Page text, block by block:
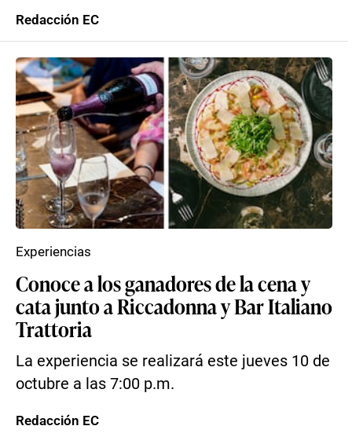
Redacción EC
Conoce a los ganadores de la cena y
cata junto a Riccadonna y Bar Italiano
Trattoria
La experiencia se realizará este jueves 10 de
octubre a las 7:00 p.m.
Experiencias
Redacción EC